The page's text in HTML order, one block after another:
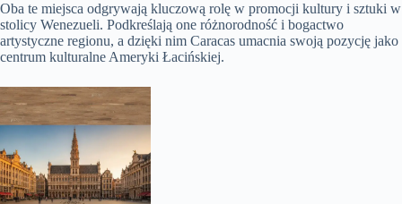
Oba te miejsca odgrywają kluczową rolę w promocji kultury i sztuki w
stolicy Wenezueli. Podkreślają one różnorodność i bogactwo
artystyczne regionu, a dzięki nim Caracas umacnia swoją pozycję jako
centrum kulturalne Ameryki Łacińskiej.